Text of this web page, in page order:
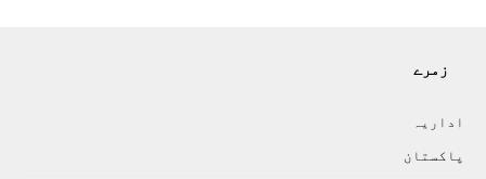
زمرے
اداريہ
پاکستان